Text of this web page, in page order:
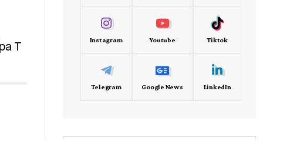
T
Instagram Youtube Tiktok
Telegram Google News LinkedIn